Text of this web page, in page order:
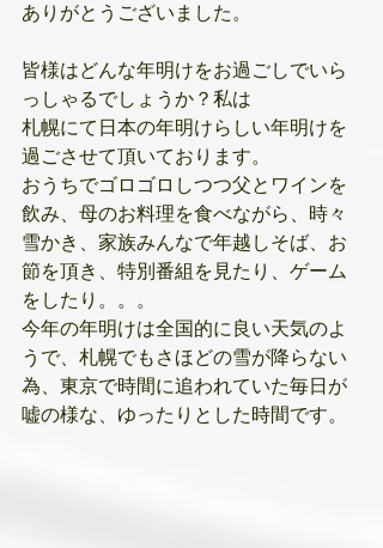
ありがとうございました。
皆様はどんな年明けをお過ごしでいら
っしゃるでしょうか？私は
札幌にて日本の年明けらしい年明けを
過ごさせて頂いております。
おうちでゴロゴロしつつ父とワインを
飲み、母のお料理を食べながら、時々
雪かき、家族みんなで年越しそば、お
節を頂き、特別番組を見たり、ゲーム
をしたり。。。
今年の年明けは全国的に良い天気のよ
うで、札幌でもさほどの雪が降らない
為、東京で時間に追われていた毎日が
嘘の様な、ゆったりとした時間です。